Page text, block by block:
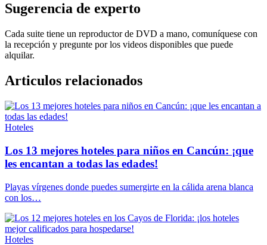
Sugerencia de experto
Cada suite tiene un reproductor de DVD a mano, comuníquese con
la recepción y pregunte por los videos disponibles que puede
alquilar.
Articulos relacionados
Hoteles
Los 13 mejores hoteles para niños en Cancún: ¡que
les encantan a todas las edades!
Playas vírgenes donde puedes sumergirte en la cálida arena blanca
con los…
Hoteles